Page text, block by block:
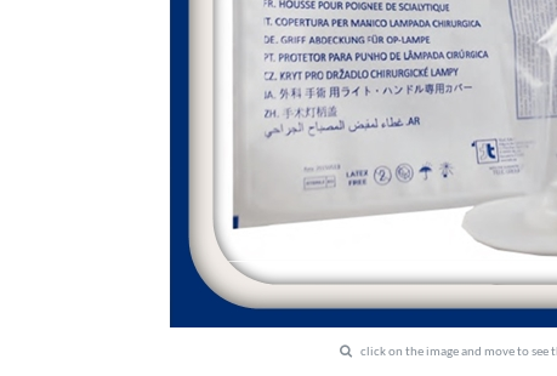
click on the image and move to see